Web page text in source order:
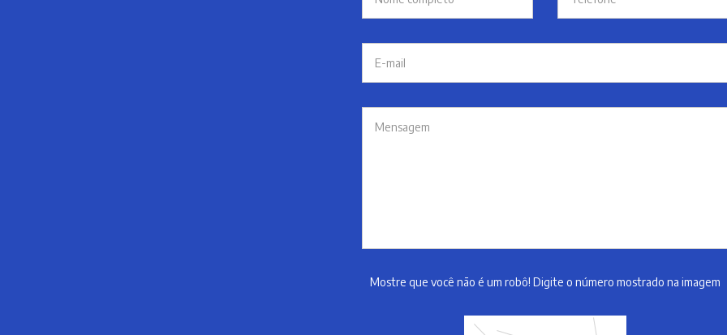
Mostre que você não é um robô! Digite o número mostrado na imagem